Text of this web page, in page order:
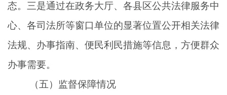
态。三是通过在政务大厅、各县区公共法律服务中
心、各司法所等窗口单位的显著位置公开相关法律
法规、办事指南、便民利民措施等信息，方便群众
办事需要。
（五） 监督保障情况